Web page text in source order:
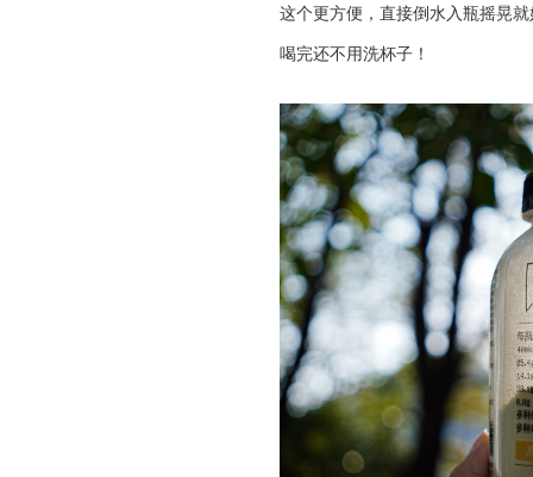
这个更方便，直接倒水入瓶摇晃
喝完还不用洗杯子！